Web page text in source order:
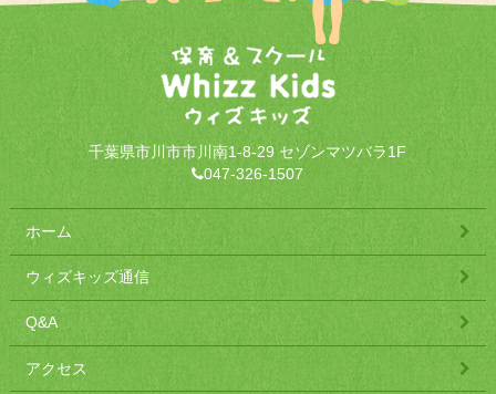
千葉県市川市市川南1-8-29 セゾンマツバラ1F
047-326-1507
ホーム
ウィズキッズ通信
Q&A
アクセス